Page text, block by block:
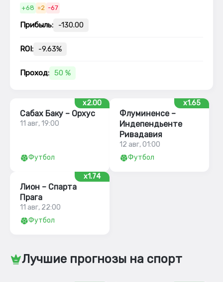
+68 =2 -67
Прибыль: -130.00
ROI: -9.63%
Проход: 50 %
x2.00
Сабах Баку – Орхус
11 авг, 19:00
Футбол
x1.65
Флуминенсе –
Индепендьенте
Ривадавия
12 авг, 01:00
Футбол
x1.74
Лион – Спарта
Прага
11 авг, 22:00
Футбол
Лучшие прогнозы на спорт